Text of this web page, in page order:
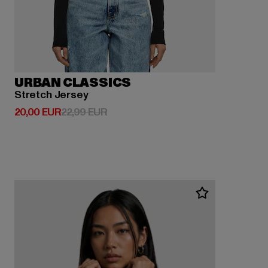
URBAN CLASSICS
Stretch Jersey
20,00 EUR
Derzeitiger Preis: 20,00 EUR
22,99 EURAktionspreis: 22,99 EUR